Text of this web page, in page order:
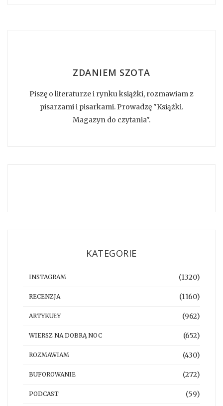
ZDANIEM SZOTA
Piszę o literaturze i rynku książki, rozmawiam z
pisarzami i pisarkami. Prowadzę "Książki.
Magazyn do czytania".
KATEGORIE
INSTAGRAM (1320)
RECENZJA (1160)
ARTYKUŁY (962)
WIERSZ NA DOBRĄ NOC (652)
ROZMAWIAM (430)
BUFOROWANIE (272)
PODCAST (59)